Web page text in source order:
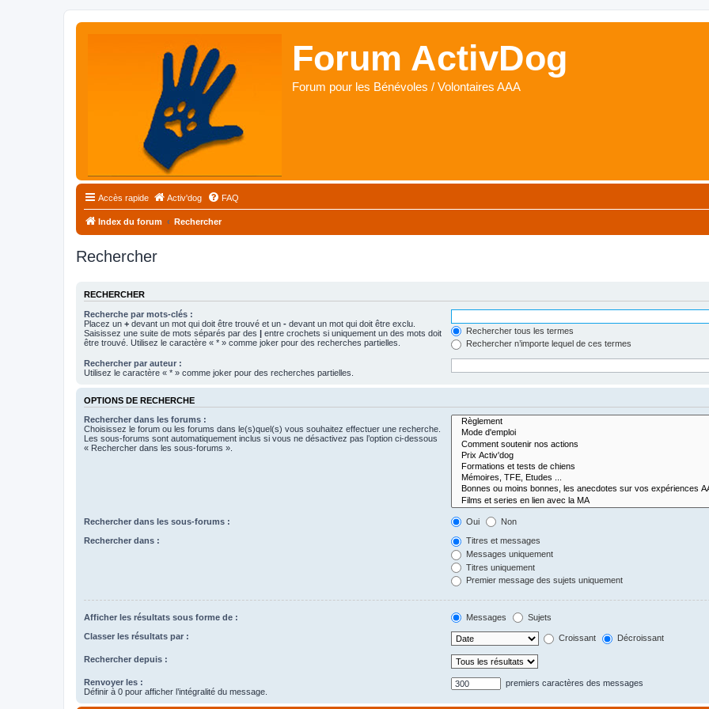
Forum ActivDog
Forum pour les Bénévoles / Volontaires AAA
Accès rapide Activ'dog FAQ
Index du forum Rechercher
Rechercher
RECHERCHER
Recherche par mots-clés :
Placez un + devant un mot qui doit être trouvé et un - devant un mot qui doit être exclu.
Saisissez une suite de mots séparés par des | entre crochets si uniquement un des mots doit
être trouvé. Utilisez le caractère « * » comme joker pour des recherches partielles.
Rechercher tous les termes
Rechercher n’importe lequel de ces termes
Rechercher par auteur :
Utilisez le caractère « * » comme joker pour des recherches partielles.
OPTIONS DE RECHERCHE
Rechercher dans les forums :
Choisissez le forum ou les forums dans le(s)quel(s) vous souhaitez effectuer une recherche.
Les sous-forums sont automatiquement inclus si vous ne désactivez pas l’option ci-dessous
« Rechercher dans les sous-forums ».
Rechercher dans les sous-forums : Oui Non
Rechercher dans :
Titres et messages
Messages uniquement
Titres uniquement
Premier message des sujets uniquement
Afficher les résultats sous forme de : Messages Sujets
Classer les résultats par : Croissant Décroissant
Rechercher depuis :
Renvoyer les :
Définir à 0 pour afficher l’intégralité du message.
premiers caractères des messages